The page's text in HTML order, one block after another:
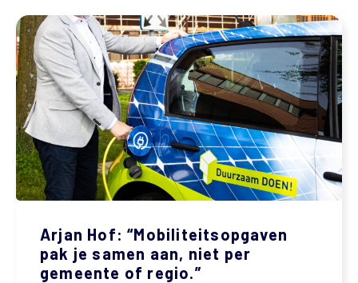
Arjan Hof: “Mobiliteitsopgaven
pak je samen aan, niet per
gemeente of regio.”